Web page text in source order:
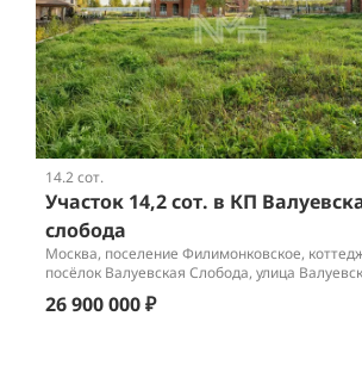
14.2 сот.
Участок 14,2 сот. в КП
слобода
Москва, поселение Филимонковское,
посёлок Валуевская Слобода, улица
26 900 000 ₽